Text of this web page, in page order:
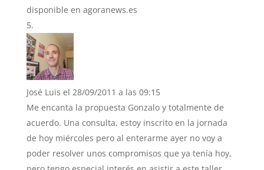
disponible en agoranews.es
José Luis el 28/09/2011 a las 09:15
Me encanta la propuesta Gonzalo y totalmente de
acuerdo. Una consulta, estoy inscrito en la jornada
de hoy miércoles pero al enterarme ayer no voy a
poder resolver unos compromisos que ya tenía hoy,